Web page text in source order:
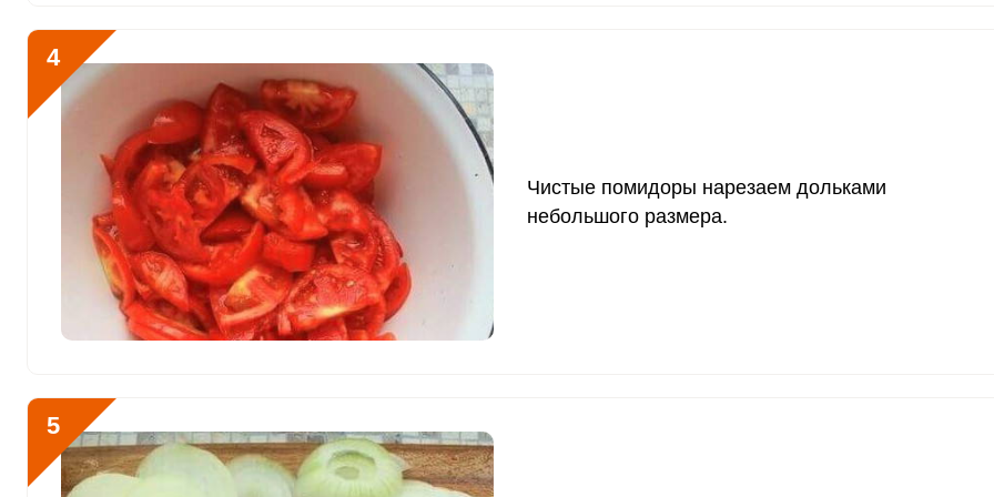
Рубидий
Селен 10.6 мкг
50 мкг 4
2640 мкг
Ванадий
4
Чистые помидоры нарезаем дольками
небольшого размера.
5